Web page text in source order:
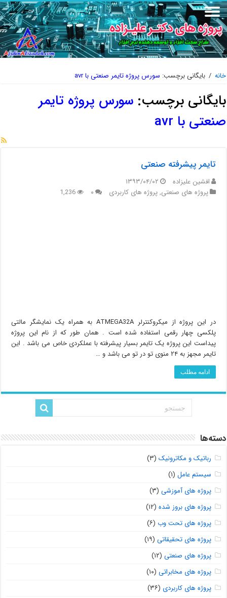
خانه / بایگانی برچسب: سورس پروژه تایمر صنعتی با avr
بایگانی برچسب:سورس پروژه تایمر
صنعتی با avr
تایمر پیشرفته صنعتی
افشین علیزاده
۱۳۹۳/۰۴/۰۲
پروژه های صنعتی,پروژه های کاربردی ۰ 1,236
در این پروژه از میکروکنترلر ATMEGA32A به همراه یک نمایشگر مالتی
پلکسی چهار رقمی استفاده شده است . همان طور که از نام این پروژه
پیداست این پروژه یک تایمر بسیار پیشرفته با عملکردی خاص می باشد . این
تایمر مجهز به ۲۴ منوی تو در تو می باشد و …
ادامه مطلب
دسته‌ها
رباتیک و مکاترونیک (۳)
سیستم عامل (۱)
پروژه های آموزشی (۳)
پروژه های بروز شده (۱۲)
پروژه های تحت وب (۶)
پروژه های تحقیقاتی (۱۹)
پروژه های صنعتی (۱۲)
پروژه های مخابراتی (۱۰)
پروژه های کاربردی (۳۶)